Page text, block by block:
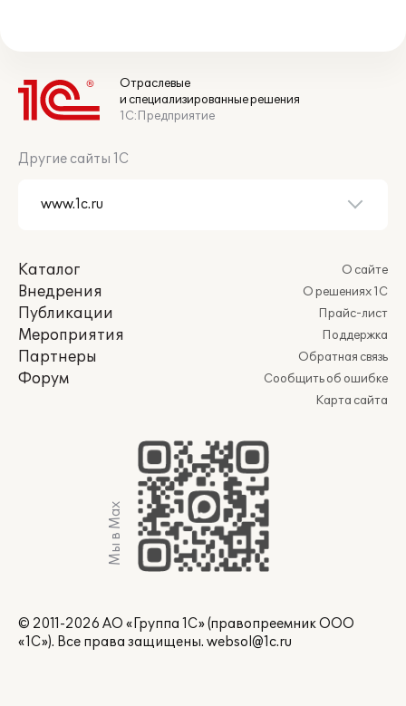
Отраслевые
и специализированные решения
1С:Предприятие
Другие сайты 1С
Каталог
Внедрения
Публикации
Мероприятия
Партнеры
Форум
О сайте
О решениях 1С
Прайс-лист
Поддержка
Обратная связь
Сообщить об ошибке
Карта сайта
Мы в Max
© 2011-2026 АО «Группа 1С» (правопреемник ООО
«1С»). Все права защищены. websol@1c.ru